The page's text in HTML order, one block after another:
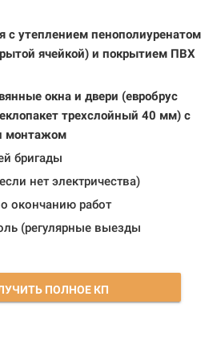
с утеплением пенополиуренатом
ячейкой) и покрытием ПВХ
окна и двери (евробрус
трехслойный 40 мм) с
монтажом
бригады
нет электричества)
окончанию работ
(регулярные выезды
ПОЛНОЕ КП